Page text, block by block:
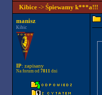
Kibice-> Śpiewamy k***a!!!
manisz
Kibic
IP: zapisany
Na forum od 7811 dni